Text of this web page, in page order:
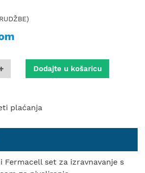
Dodajte u košaricu
plaćanja
Fermacell set za izravnavanje s